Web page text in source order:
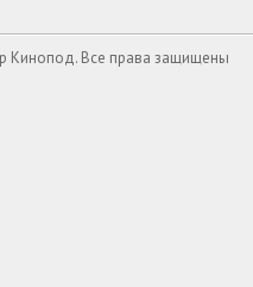
Кинопод. Все права защищены